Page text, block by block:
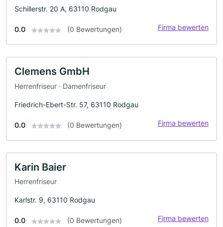
Schillerstr. 20 A, 63110 Rodgau
0.0 (0 Bewertungen) Firma bewerten
Clemens GmbH
Herrenfriseur · Damenfriseur
Friedrich-Ebert-Str. 57, 63110 Rodgau
0.0 (0 Bewertungen) Firma bewerten
Karin Baier
Herrenfriseur
Karlstr. 9, 63110 Rodgau
0.0 (0 Bewertungen) Firma bewerten